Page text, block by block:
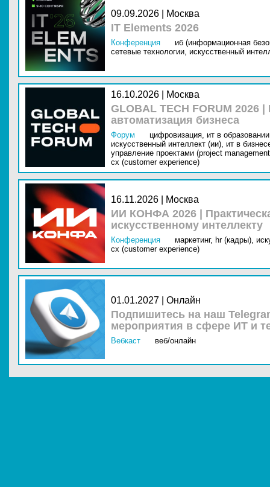
09.09.2026 | Москва
IT Elements 2026
Конференция
иб (информационная
сетевые технологии, искусственный
16.10.2026 | Москва
GLOBAL TECH FORUM
автоматизация бизнеса
Форум цифровизация, ит в
искусственный интеллект (ии), ит в
управление проектами (project
cx (customer experience)
16.11.2026 | Москва
ИИ КОНФА 2026 |
искусственному интеллекту
Конференция маркетинг, hr (кадры),
cx (customer experience)
01.01.2027 | Онлайн
Подпишитесь на наш
мероприятия в сфере ИТ и
Вебкаст веб/онлайн